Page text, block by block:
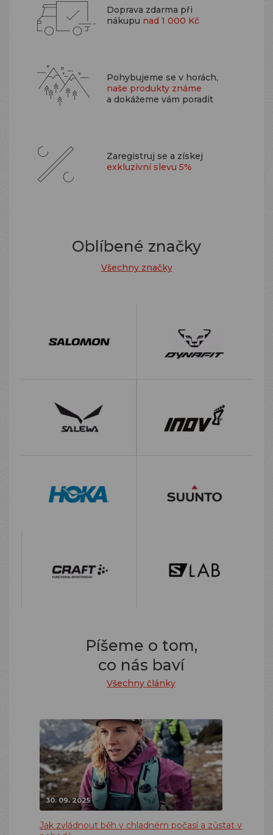
Doprava zdarma při
nákupu nad 1 000 Kč
Pohybujeme se v horách,
naše produkty známe
a dokážeme vám poradit
Zaregistruj se a získej
exkluzivní slevu 5%
Oblíbené značky
Všechny značky
Píšeme o tom,
co nás baví
Všechny články
30. 09. 2025
Jak zvládnout běh v chladném počasí a zůstat v